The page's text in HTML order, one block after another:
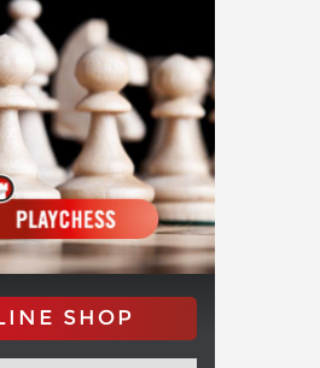
SHOP